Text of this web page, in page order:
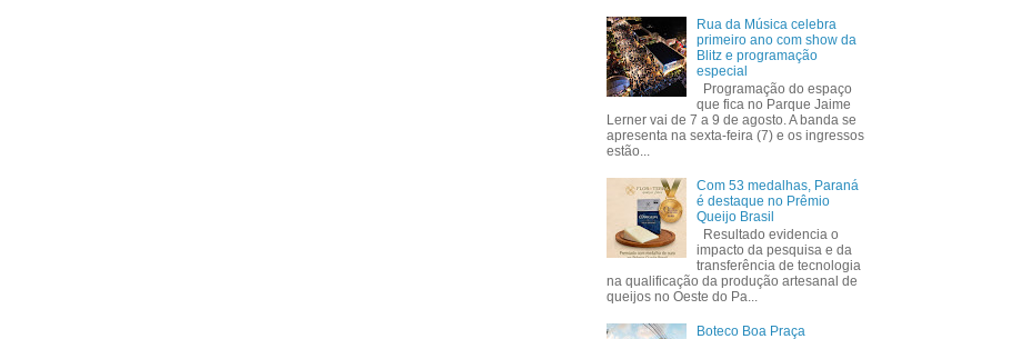
Rua da Música celebra
primeiro ano com show da
Blitz e programação
especial
Programação do espaço
que fica no Parque Jaime
Lerner vai de 7 a 9 de agosto. A banda se
apresenta na sexta-feira (7) e os ingressos
estão...
Com 53 medalhas, Paraná
é destaque no Prêmio
Queijo Brasil
Resultado evidencia o
impacto da pesquisa e da
transferência de tecnologia
na qualificação da produção artesanal de
queijos no Oeste do Pa...
Boteco Boa Praça